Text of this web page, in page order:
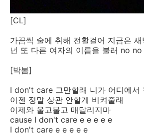
[CL]
가끔씩 술에 취해 전활걸어 지금은
넌 또 다른 여자의 이름을 불러 no no
[박봄]
I don't care 그만할래 니가 어디에서
이젠 정말 상관 안할게 비켜줄래
이제와 울고불고 매달리지마
cause I don't care e e e e e
I don't care e e e e e